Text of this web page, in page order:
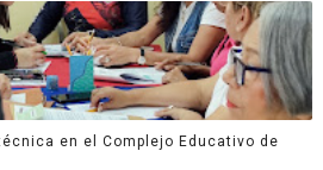
en el Complejo Educativo de